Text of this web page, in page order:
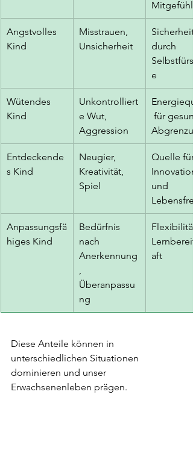
Mitgefühl
Angstvolles
Kind
Misstrauen,
Unsicherheit
Sicherheit
durch
e
Wütendes
Kind
Unkontrolliert
e Wut,
Aggression
für
Entdeckende
s Kind
Neugier,
Kreativität,
Spiel
Quelle für
Innovation
und
Anpassungsfä
higes Kind
Bedürfnis
nach
Anerkennung
Überanpassu
ng
aft
Diese Anteile können in
unterschiedlichen Situationen
dominieren und unser
Erwachsenenleben prägen.